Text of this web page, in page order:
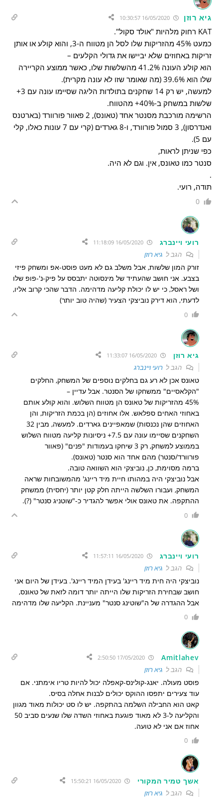
גיא רוזן 16/05/2020 10:30:57
KAT רחוק מלהיות "אולד סקול".
כמעט 45% מהזריקות שלו לסל הן מטווח ה-3, והוא קולע או אותן
זריקות באחוזים שלא יביישו את גדולי הקלעים –
הוא קולע העונה 41.2% מהשלשות שלו, כאשר ממוצע הקריירה
שלו הוא 39.6% (מה שאומר שזו לא עונה מקרית).
למעשה, יש רק 14 שחקנים בתולדות הליגה שסיימו עונה עם 3+
שלשות במשחק ב-40%+ מהטווח.
הרשימה מורכבת מסנטר אחד (טאונס), 2 פאוור פורוורד (בארטנס
ואנדרסון), 3 סמול פורוורד, ו-8 גארדים (קרי עם 7 עונות כאלו, קלי
עם 5).
כפי שניתן לראות,
סנטר כמו טאונס, אין. וגם לא היה.
.
תודה, רועי.
0
רועי ויינברג
הגב ל גיא רוזן
זורק המון שלשות, אבל משלב גם לא מעט פוסט-אפ ומשחק פיזי
בצבע. אני חושב שהעתיד של מינסוטה יתבסס על פיק-נ'-פופ שלו
ושל ראסל, כי יש לו יכולת קליעה מדהימה. הדבר שהכי קרוב אליו,
לדעתי, הוא דירק נוביצקי הצעיר (שהיה טוב יותר)
0
גיא רוזן 16/05/2020 11:33:07
הגב לרועי ויינברג
טאונס אכן לא רע גם בחלקים נוספים של המשחק, החלקים
"הקלאסיים" ממשחקו של הסנטר. אבל עדיין –
45% מהזריקות של טאונס הן מטווח השלוש. והוא קולע אותם
באחוזי האחים ספלאש. אלו אחוזים (הן בכמת הזריקות, והן
האחוזים שהן נכנסות) שמאפיינים גארדים. למעשה, מבין 32
השחקנים שסיימו עונה עם 7.5+ ניסיונות קליעה מטווח השלוש
בממוצע למשחק, רק 3 שיחקו בעמודות "פנים" (פאוור
פורוורד/סנטר) מהם אחד הוא סנטר (טאונס).
ברמה מסוימת, כן, נוביצקי הוא השוואה טובה.
אבל נוביצקי היה במהותו חיית מיד ריינג' מהמשובחות שראה
המשחק, ועבורו השלשה הייתה חלק קטן יותר (יחסית) ממשחק
ההתקפה. את טאונס אולי אפשר להגדיר כ-"שוטניג סנטר" (?).
0
רועי ויינברג
הגב ל גיא רוזן
נוביצקי היה חית מיד ריינג' בעידן המיד ריינג'. בעידן של היום אני
חושב שבחירת הזריקות שלו הייתה יותר דומה לזאת של טאונס,
אבל ההגדרה של ה"שוטינג סנטר" מעניינת. הקליעה שלו מדהימה
0
Amitlahev
הגב ל גיא רוזן
פוסט מעולה. יאנג-קולינס-קאפלה יכול להיות טריו אימתני. אם
עוד צעירים יתפסו ההוקס יכולים לבנות אחלה בסיס.
קאט הוא החבילה השלמה בהתקפה. יש לו סט יכולות מאוד מגוון
והקליעה ל-3 לא מאוד פוגעת באחוזי השדה שלו שנעים סביב 50
אחוז אם אני לא טועה.
0
אשך טמיר המקורי
הגב ל גיא רוזן